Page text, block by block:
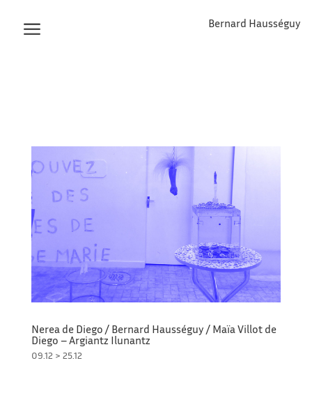
Bernard Hausséguy
Nerea de Diego / Bernard Hausséguy / Maïa Villot de
Diego – Argiantz Ilunantz
09.12 > 25.12